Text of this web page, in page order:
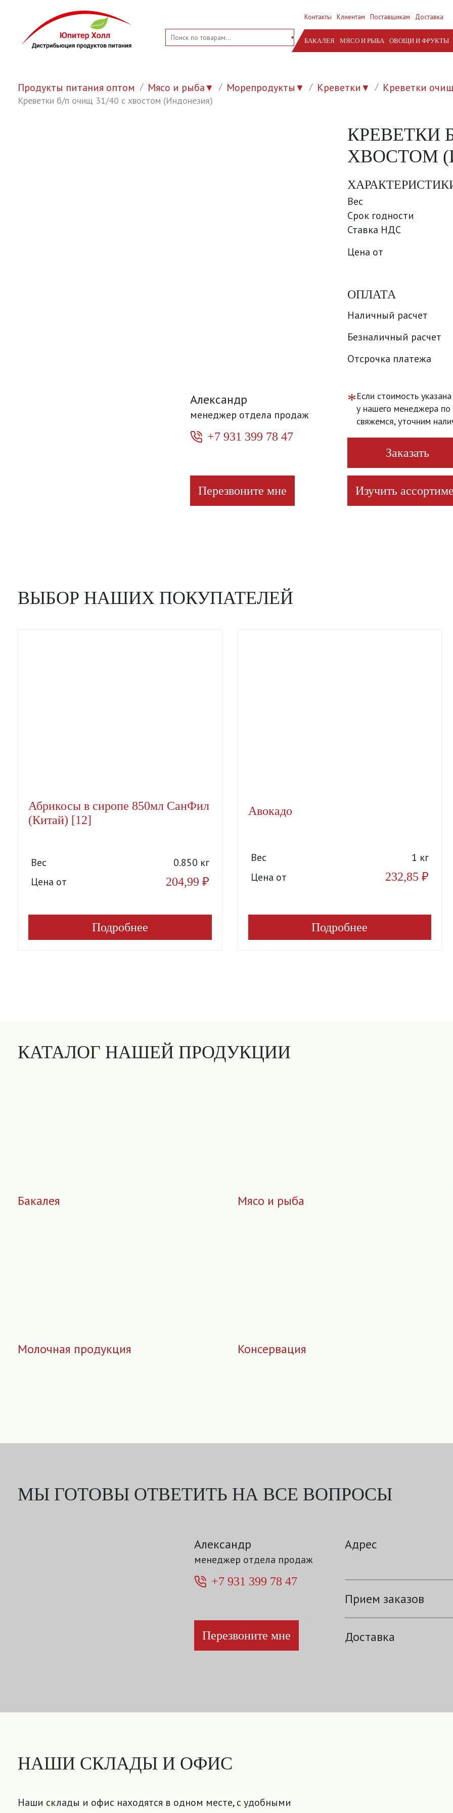
Контакты Клиентам Поставщикам Доставка
БАКАЛЕЯ МЯСО И РЫБА ОВОЩИ И ФРУКТЫ
Продукты питания оптом Мясо и рыба▼ Морепродукты ▼ Креветки ▼ Креветки
Креветки б/п очищ 31/40 с хвостом (Индонезия)
Александр
менеджер отдела продаж
+7 931 399 78 47
Перезвоните мне
КРЕВЕТКИ
ХВОСТОМ
Вес
Срок годности
Ставка НДС
Цена от
ОПЛАТА
Наличный расчет
Безналичный расчет
Отсрочка платежа
*Если стоимость
у нашего менеджера по
свяжемся, уточним
Заказать
Изучить
ВЫБОР НАШИХ ПОКУПАТЕЛЕЙ
Абрикосы в сиропе 850мл СанФил
(Китай) [12]
Вес
0.850 кг
Цена от
204,99 ₽
Подробнее
Авокадо
Вес
1 кг
Цена от
232,85₽
Подробнее
КАТАЛОГ НАШЕЙ ПРОДУКЦИИ
Бакалея Мясо и рыба
Молочная продукция Консервация
МЫ ГОТОВЫ ОТВЕТИТЬ НА ВСЕ ВОПРОСЫ
Александр
менеджер отдела продаж
+7 931 399 78 47
Перезвоните мне
Адрес
Прием заказов
Доставка
НАШИ СКЛАДЫ И ОФИС
Наши склады и офис находятся в одном месте, с удобными